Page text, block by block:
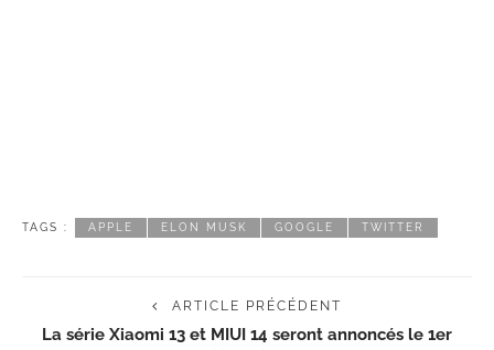
TAGS : APPLE ELON MUSK GOOGLE TWITTER
ARTICLE PRÉCÉDENT
La série Xiaomi 13 et MIUI 14 seront annoncés le 1er